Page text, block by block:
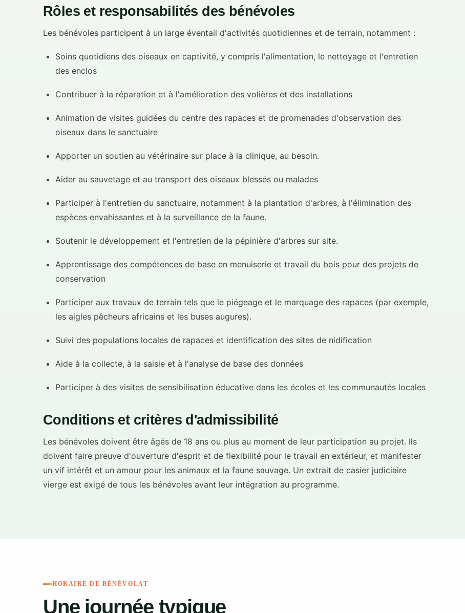
Rôles et responsabilités des bénévoles
Les bénévoles participent à un large éventail d'activités quotidiennes et de terrain, notamment :
Soins quotidiens des oiseaux en captivité, y compris l'alimentation, le nettoyage et l'entretien
des enclos
Contribuer à la réparation et à l'amélioration des volières et des installations
Animation de visites guidées du centre des rapaces et de promenades d'observation des
oiseaux dans le sanctuaire
Apporter un soutien au vétérinaire sur place à la clinique, au besoin.
Aider au sauvetage et au transport des oiseaux blessés ou malades
Participer à l'entretien du sanctuaire, notamment à la plantation d'arbres, à l'élimination des
espèces envahissantes et à la surveillance de la faune.
Soutenir le développement et l'entretien de la pépinière d'arbres sur site.
Apprentissage des compétences de base en menuiserie et travail du bois pour des projets de
conservation
Participer aux travaux de terrain tels que le piégeage et le marquage des rapaces (par exemple,
les aigles pêcheurs africains et les buses augures).
Suivi des populations locales de rapaces et identification des sites de nidification
Aide à la collecte, à la saisie et à l'analyse de base des données
Participer à des visites de sensibilisation éducative dans les écoles et les communautés locales
Conditions et critères d'admissibilité
Les bénévoles doivent être âgés de 18 ans ou plus au moment de leur participation au projet. Ils
doivent faire preuve d'ouverture d'esprit et de flexibilité pour le travail en extérieur, et manifester
un vif intérêt et un amour pour les animaux et la faune sauvage. Un extrait de casier judiciaire
vierge est exigé de tous les bénévoles avant leur intégration au programme.
HORAIRE DE BÉNÉVOLAT
Une journée typique